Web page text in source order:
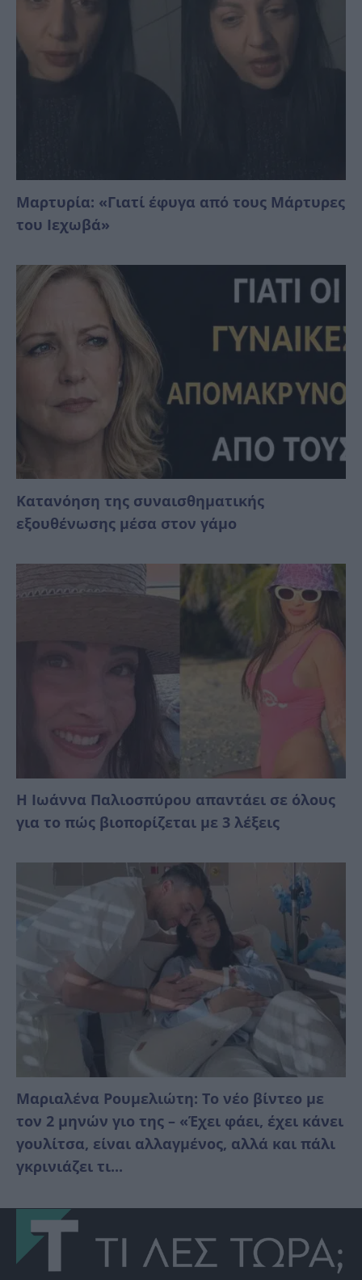
Μαρτυρία: «Γιατί έφυγα από τους Μάρτυρες
του Ιεχωβά»
Κατανόηση της συναισθηματικής
εξουθένωσης μέσα στον γάμο
Η Ιωάννα Παλιοσπύρου απαντάει σε όλους
για το πώς βιοπορίζεται με 3 λέξεις
Μαριαλένα Ρουμελιώτη: Το νέο βίντεο με
τον 2 μηνών γιο της – «Έχει φάει, έχει κάνει
γουλίτσα, είναι αλλαγμένος, αλλά και πάλι
γκρινιάζει τι...